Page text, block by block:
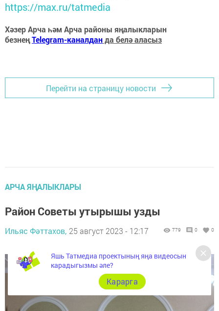
https://max.ru/tatmedia
Хәзер Арча һәм Арча районы яңалыкларын
безнеңTelegram-каналданда белә аласыз
Перейти на страницу новости
АРЧА ЯҢАЛЫКЛАРЫ
Район Советы утырышы узды
Ильяс Фәттахов, 25 август 2023 - 12:17 779 0 0
Яшь Татмедиа проектының яңа видеосын
карадыгызмы әле?
Карарга